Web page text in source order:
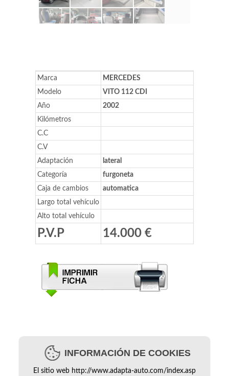
Marca
MERCEDES
Modelo
VITO 112 CDI
Año
2002
Kilómetros
C.C
C.V
Adaptación
lateral
Categoría
furgoneta
Caja de cambios
automatica
Largo total vehículo
Alto total vehículo
P.V.P 14.000 €
INFORMACIÓN DE COOKIES
El sitio web http://www.adapta-auto.com/index.asp